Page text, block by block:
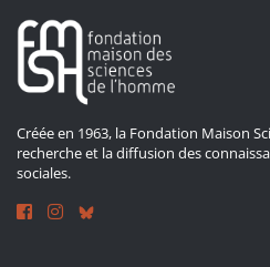
Créée en 1963, la Fondation Maison
recherche et la diffusion des
sociales.